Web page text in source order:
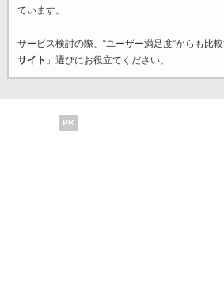
ています。
サービス検討の際、“ユーザー満足度”からも比
サイト 」選びにお役立てください。
PR